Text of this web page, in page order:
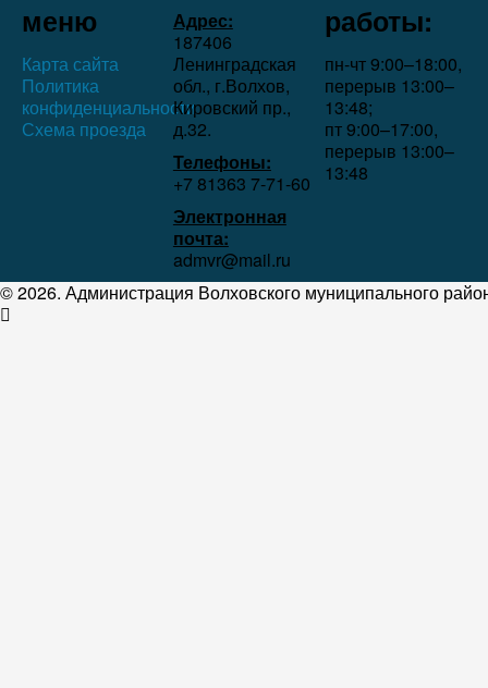
меню
Карта сайта
Политика
конфиденциальности
Схема проезда
Адрес:
187406
Ленинградская
обл., г.Волхов,
Кировский пр.,
д.32.
Телефоны:
+7 81363 7‑71-60
Электронная
почта:
admvr@mail.ru
работы:
пн-чт 9:00–18:00,
перерыв 13:00–
13:48;
пт 9:00–17:00,
перерыв 13:00–
13:48
© 2026. Администрация Волховского муниципального